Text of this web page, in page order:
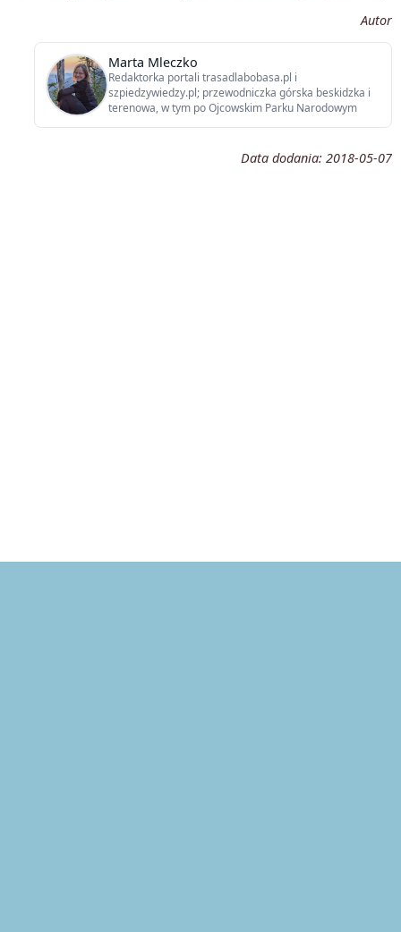
Autor
Marta Mleczko
Redaktorka portali trasadlabobasa.pl i
szpiedzywiedzy.pl; przewodniczka górska beskidzka i
terenowa, w tym po Ojcowskim Parku Narodowym
Data dodania: 2018-05-07